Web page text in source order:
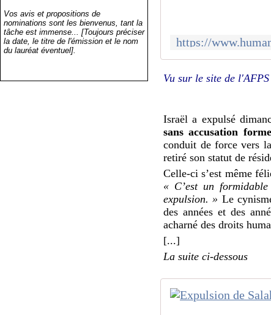
Vos avis et propositions de
nominations sont les bienvenus, tant la
tâche est immense... [Toujours préciser
la date, le titre de l'émission et le nom
du lauréat éventuel].
Vu sur le site de l'AFPS
Israël a expulsé
sans accusation
conduit de force vers
retiré son statut de
Celle-ci s’est même
« C’est un
expulsion. » Le
des années et des
acharné des droits
[...]
La suite ci-dessous